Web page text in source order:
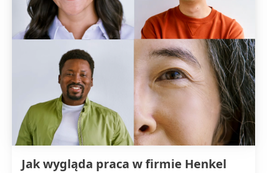
Jak wygląda praca w firmie Henkel